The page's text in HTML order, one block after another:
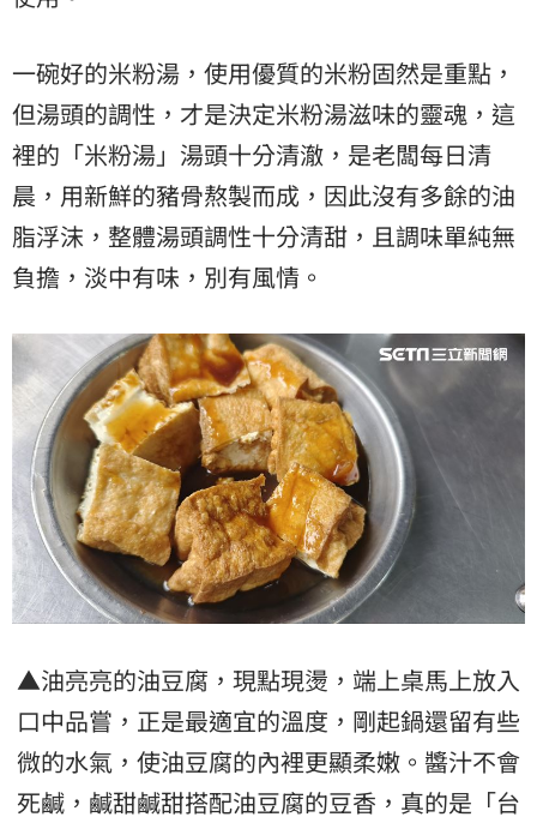
一碗好的米粉湯，使用優質的米粉固然是重點，
但湯頭的調性，才是決定米粉湯滋味的靈魂，這
裡的「米粉湯」湯頭十分清澈，是老闆每日清
晨，用新鮮的豬骨熬製而成，因此沒有多餘的油
脂浮沫，整體湯頭調性十分清甜，且調味單純無
負擔，淡中有味，別有風情。
▲油亮亮的油豆腐，現點現燙，端上桌馬上放入
口中品嘗，正是最適宜的溫度，剛起鍋還留有些
微的水氣，使油豆腐的內裡更顯柔嫩。醬汁不會
死鹹，鹹甜鹹甜搭配油豆腐的豆香，真的是「台